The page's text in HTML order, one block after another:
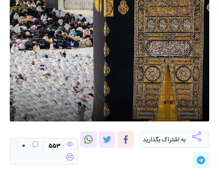
به اشتراک بگذارید
553
0